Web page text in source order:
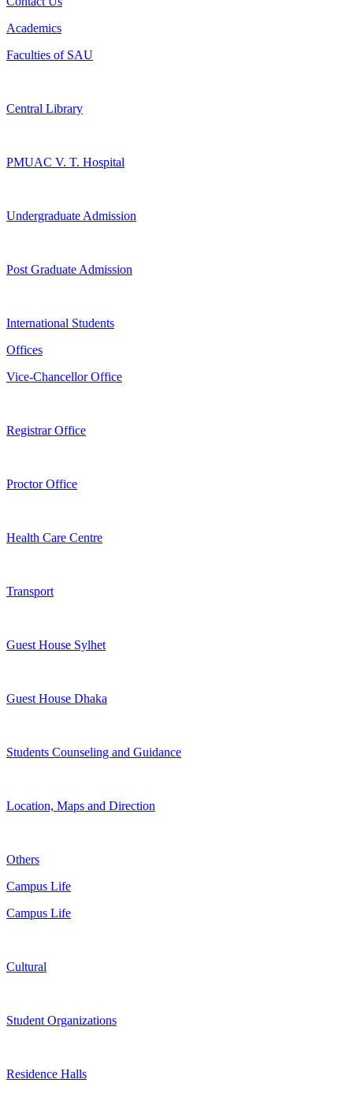
Academics
Faculties of SAU
Central Library
PMUAC V. T. Hospital
Undergraduate Admission
Post Graduate Admission
International Students
Offices
Vice-Chancellor Office
Registrar Office
Proctor Office
Health Care Centre
Transport
Guest House Sylhet
Guest House Dhaka
Students Counseling and Guidance
Location, Maps and Direction
Others
Campus Life
Campus Life
Cultural
Student Organizations
Residence Halls